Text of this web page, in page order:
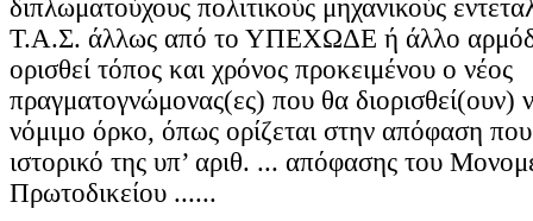
διπλωματούχους πολιτικούς μηχανικούς
Τ.Α.Σ. άλλως από το ΥΠΕΧΩΔΕ ή άλλο
ορισθεί τόπος και χρόνος προκειμένου ο νέος
πραγματογνώμονας(ες) που θα διορισθεί(ουν)
νόμιμο όρκο, όπως ορίζεται στην απόφαση
ιστορικό της υπ’ αριθ. ... απόφασης του
Πρωτοδικείου ......